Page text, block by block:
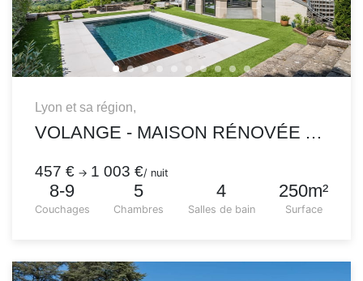
Lyon et sa région,
VOLANGE - MAISON RÉNOVÉE AVEC JARDIN, PISCINE ET VUE EXCEPTIONNELLE
457 €→ 1 003 €/ nuit
8-9
Couchages
5
Chambres
4
Salles de bain
250m²
Surface